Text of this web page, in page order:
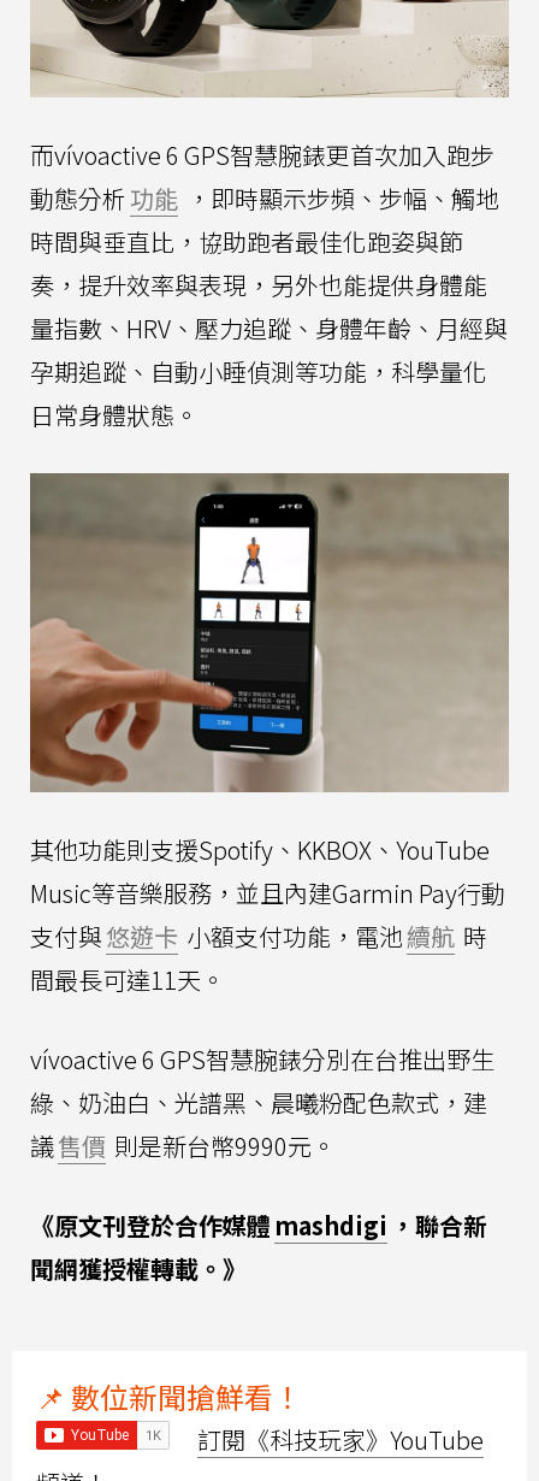
而vívoactive 6 GPS智慧腕錶更首次加入跑步
動態分析功能 ，即時顯示步頻、步幅、觸地
時間與垂直比，協助跑者最佳化跑姿與節
奏，提升效率與表現，另外也能提供身體能
量指數、HRV、壓力追蹤、身體年齡、月經與
孕期追蹤、自動小睡偵測等功能，科學量化
日常身體狀態。
其他功能則支援Spotify、KKBOX、YouTube
Music等音樂服務，並且內建Garmin Pay行動
支付與悠遊卡 小額支付功能，電池續航 時
間最長可達11天。
vívoactive 6 GPS智慧腕錶分別在台推出野生
綠、奶油白、光譜黑、晨曦粉配色款式，建
議售價 則是新台幣9990元。
《原文刊登於合作媒體 mashdigi ，聯合新
聞網獲授權轉載。》
📌 數位新聞搶鮮看！
訂閱《科技玩家》YouTube